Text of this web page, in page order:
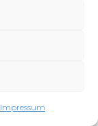
Impressum